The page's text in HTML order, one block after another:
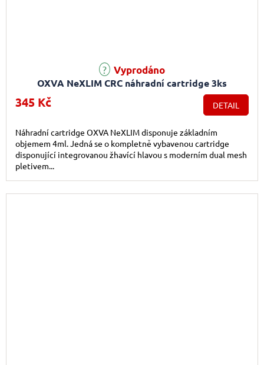
OXVA NeXLIM CRC náhradní cartridge 3ks
Vyprodáno
345 Kč DETAIL
Náhradní cartridge OXVA NeXLIM disponuje základním
objemem 4ml. Jedná se o kompletně vybavenou cartridge
disponující integrovanou žhavící hlavou s moderním dual mesh
pletivem...